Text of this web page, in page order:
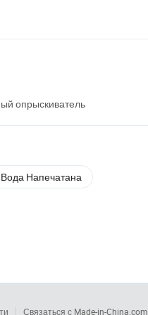
опрыскиватель
Вода Напечатана
Связаться с Made-in-China.com